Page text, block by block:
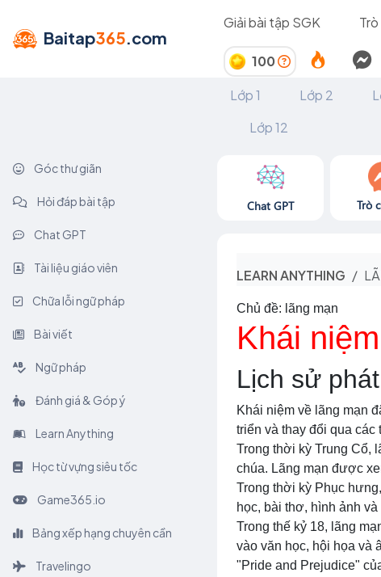
Baitap365.com
Giải bài tập SGK
100
Lớp 1
Lớp 2
Lớp 12
Góc thư giãn
Hỏi đáp bài tập
Chat GPT
Tài liệu giáo viên
Chữa lỗi ngữ pháp
Bài viết
Ngữ pháp
Đánh giá & Góp ý
Learn Anything
Học từ vựng siêu tốc
Game365.io
Bảng xếp hạng chuyên cần
Travelingo
Chat GPT Trò
LEARN ANYTHING
Chủ đề: lãng mạn
Khái
Lịch sử
Khái niệm về lãng mạn
triển và thay đổi qua các
Trong thời kỳ Trung Cổ,
chúa. Lãng mạn được
Trong thời kỳ Phục
học, bài thơ, hình ảnh
Trong thế kỷ 18, lãng
vào văn học, hội họa và
"Pride and Prejudice"